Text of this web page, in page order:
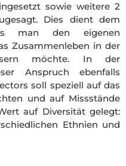
sowie weitere 2
Dies dient dem
man den eigenen
Zusammenleben in der
möchte. In der
Anspruch ebenfalls
soll speziell auf das
und auf Missstände
auf Diversität gelegt:
Ethnien und